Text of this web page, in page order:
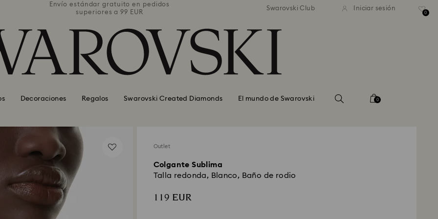
Envío estándar gratuito en pedidos
superiores a 99 EUR
Envío estándar gratuito en pedidos
superiores a 99 EUR
Envío estándar gratuito en
superiores a 99 EUR
Swarovski Club Iniciar sesión
0
Decoraciones Regalos Swarovski Created Diamonds El mundo de Swarovski 0
Outlet
Colgante Sublima
Talla redonda, Blanco, Baño de rodio
119 EUR